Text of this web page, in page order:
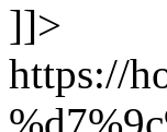
]]>
https://